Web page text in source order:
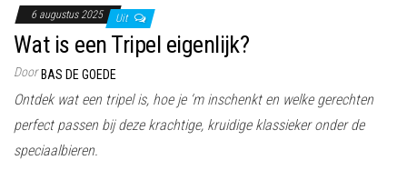
6 augustus 2025 Uit
Wat is een Tripel eigenlijk?
Door BAS DE GOEDE
Ontdek wat een tripel is, hoe je ‘m inschenkt en welke gerechten
perfect passen bij deze krachtige, kruidige klassieker onder de
speciaalbieren.